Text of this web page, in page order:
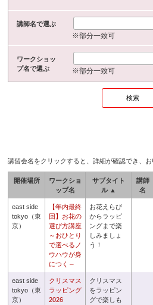
講師名で選ぶ
※部分一致可
ワークショッ
プ名で選ぶ
※部分一致可
講習会名をクリックすると、詳細が確認でき、お
開催場所
ワークショ
ップ名
サブタイト
ル ▲
講師
名
east side
tokyo（東
京）
【年内最終
回】お花の
選び方講座
～おひとり
で選べるノ
ウハウが身
につく～
お花えらび
からラッピ
ングまで楽
しみましょ
う！
east side
tokyo（東
京）
クリスマス
ラッピング
2026
クリスマス
をラッピン
グで楽しも